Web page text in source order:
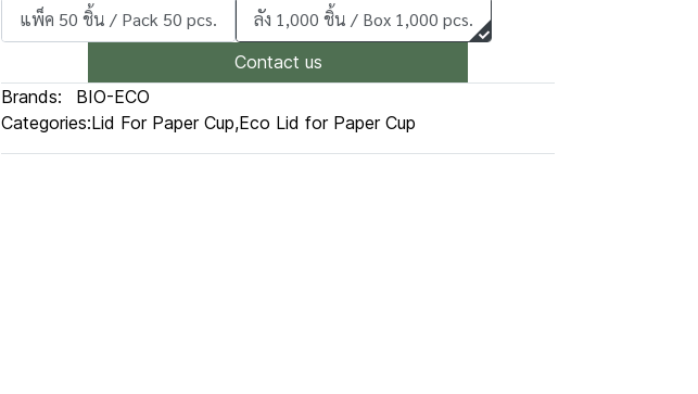
แพ็ค 50 ชิ้น / Pack 50 pcs. ลัง 1,000 ชิ้น / Box 1,000 pcs.
Contact us
Brands:
BIO-ECO
Categories:Lid For Paper Cup,Eco Lid for Paper Cup